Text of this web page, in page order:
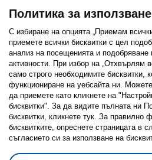
Последвайте ни:
FacebookTwitterYoutubePinterest
Политика за използване на
Избор на настройки за
Политика за
С избиране на опцията „Приемам
приемете всички бисквитки с цел
анализ на посещенията и подобряване
активности. При избор на „Отхвърлям
само строго необходимитe бисквитки,
функциониране на уебсайта ни.
да приемете като кликнете на
бисквитки". За да видите пълната ни
бисквитки, кликнете тук. За правилно
бисквитките, опреснете страницата в
съгласието си за използване на